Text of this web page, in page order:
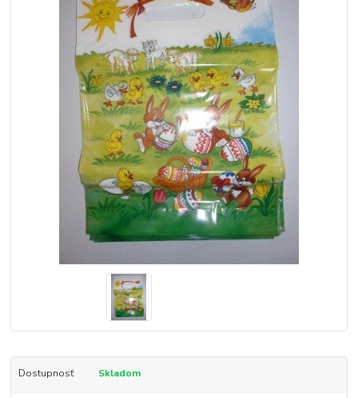
Dostupnosť Skladom